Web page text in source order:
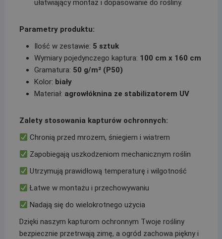
ułatwiający montaż i dopasowanie do rośliny.
Parametry produktu:
Ilość w zestawie: 5 sztuk
Wymiary pojedynczego kaptura: 100 cm x 160 cm
Gramatura: 50 g/m² (P50)
Kolor: biały
Materiał: agrowłóknina ze stabilizatorem UV
Zalety stosowania kapturów ochronnych:
Chronią przed mrozem, śniegiem i wiatrem
Zapobiegają uszkodzeniom mechanicznym roślin
Utrzymują prawidłową temperaturę i wilgotność
Łatwe w montażu i przechowywaniu
Nadają się do wielokrotnego użycia
Dzięki naszym kapturom ochronnym Twoje rośliny
bezpiecznie przetrwają zimę, a ogród zachowa piękny i